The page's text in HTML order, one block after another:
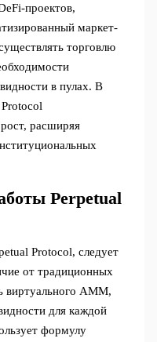
проектов,
маркет-
торговлю
в пулах. В
Protocol
расширяя
Perpetual
Protocol, следует
от традиционных
виртуального AMM,
для каждой
формулу